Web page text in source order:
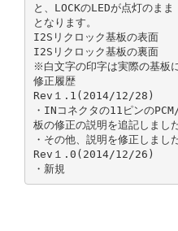
と、LOCKのLEDが点灯のまま
となります。
I2Sリクロック基板の表面
I2Sリクロック基板の裏面
※白文字の印字は実際の基板
修正履歴
Rev１.1(2014/12/28)
・INコネクタの11ピンの
板の修正の説明を追記しました
・その他、説明を修正しました
Rev１.0(2014/12/26)